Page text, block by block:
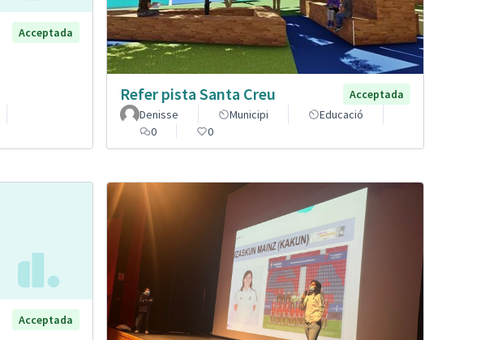
Acceptada
Refer pista Santa Creu
Acceptada
Denisse
Municipi
Educació
0
0
Acceptada